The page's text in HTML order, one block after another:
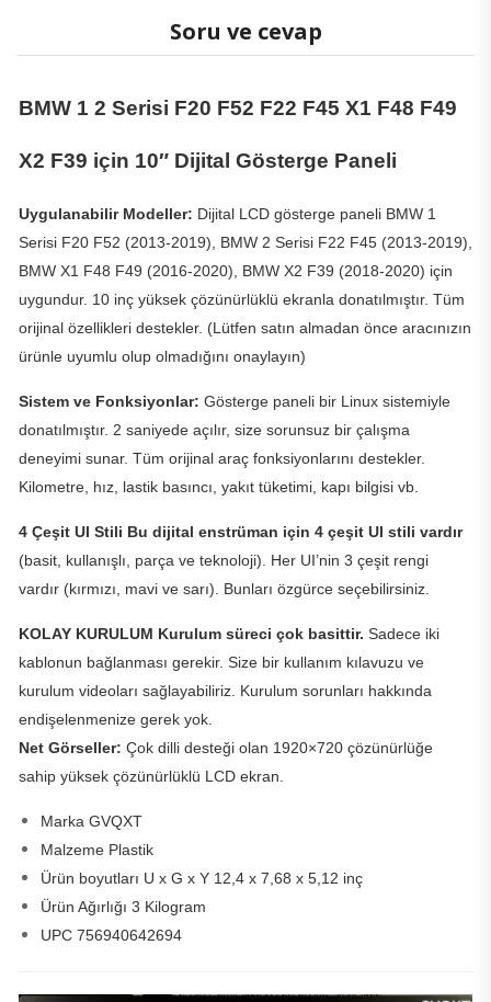
Soru ve cevap
BMW 1 2 Serisi F20 F52 F22 F45 X1 F48 F49
X2 F39 için 10″ Dijital Gösterge Paneli
Uygulanabilir Modeller: Dijital LCD gösterge paneli BMW 1
Serisi F20 F52 (2013-2019), BMW 2 Serisi F22 F45 (2013-2019),
BMW X1 F48 F49 (2016-2020), BMW X2 F39 (2018-2020) için
uygundur. 10 inç yüksek çözünürlüklü ekranla donatılmıştır. Tüm
orijinal özellikleri destekler. (Lütfen satın almadan önce aracınızın
ürünle uyumlu olup olmadığını onaylayın)
Sistem ve Fonksiyonlar: Gösterge paneli bir Linux sistemiyle
donatılmıştır. 2 saniyede açılır, size sorunsuz bir çalışma
deneyimi sunar. Tüm orijinal araç fonksiyonlarını destekler.
Kilometre, hız, lastik basıncı, yakıt tüketimi, kapı bilgisi vb.
4 Çeşit UI Stili Bu dijital enstrüman için 4 çeşit UI stili vardır
(basit, kullanışlı, parça ve teknoloji). Her UI’nin 3 çeşit rengi
vardır (kırmızı, mavi ve sarı). Bunları özgürce seçebilirsiniz.
KOLAY KURULUM Kurulum süreci çok basittir. Sadece iki
kablonun bağlanması gerekir. Size bir kullanım kılavuzu ve
kurulum videoları sağlayabiliriz. Kurulum sorunları hakkında
endişelenmenize gerek yok.
Net Görseller: Çok dilli desteği olan 1920×720 çözünürlüğe
sahip yüksek çözünürlüklü LCD ekran.
Marka GVQXT
Malzeme Plastik
Ürün boyutları U x G x Y 12,4 x 7,68 x 5,12 inç
Ürün Ağırlığı 3 Kilogram
UPC 756940642694